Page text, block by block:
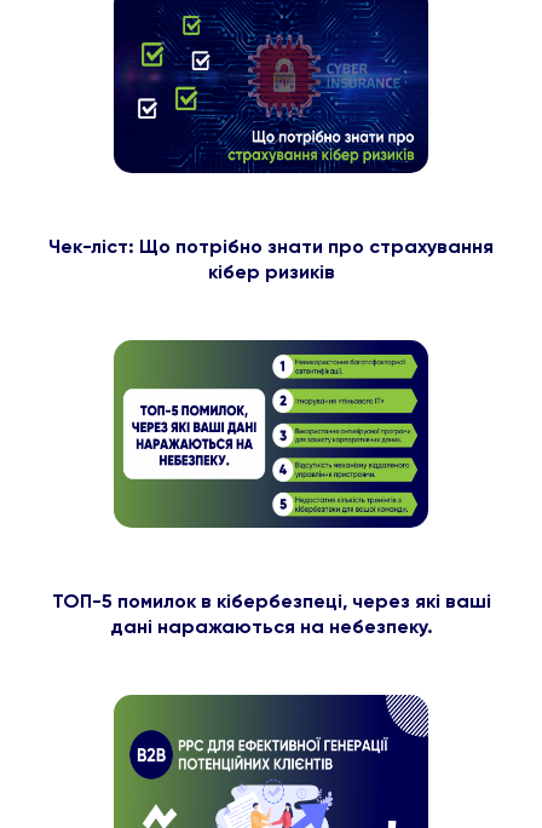
Чек-ліст: Що потрібно знати про страхування
кібер ризиків
ТОП-5 помилок в кібербезпеці, через які ваші
дані наражаються на небезпеку.